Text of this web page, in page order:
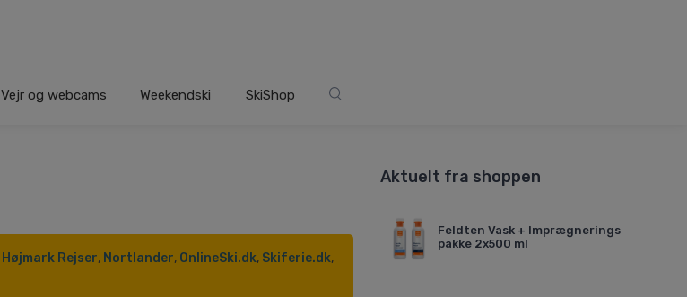
Vejr og webcams Weekendski SkiShop
Højmark Rejser, Nortlander, OnlineSki.dk, Skiferie.dk,
Aktuelt fra shoppen
Feldten Vask + Imprægnerings
pakke 2x500 ml